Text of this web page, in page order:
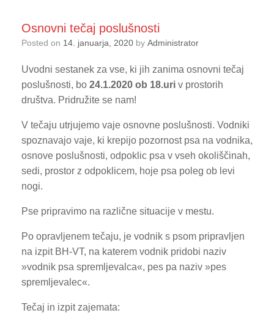
Osnovni tečaj poslušnosti
Posted on 14. januarja, 2020 by Administrator
Uvodni sestanek za vse, ki jih zanima osnovni tečaj
poslušnosti, bo 24.1.2020 ob 18.uri v prostorih
društva. Pridružite se nam!
V tečaju utrjujemo vaje osnovne poslušnosti. Vodniki
spoznavajo vaje, ki krepijo pozornost psa na vodnika,
osnove poslušnosti, odpoklic psa v vseh okoliščinah,
sedi, prostor z odpoklicem, hoje psa poleg ob levi
nogi.
Pse pripravimo na različne situacije v mestu.
Po opravljenem tečaju, je vodnik s psom pripravljen
na izpit BH-VT, na katerem vodnik pridobi naziv
»vodnik psa spremljevalca«, pes pa naziv »pes
spremljevalec«.
Tečaj in izpit zajemata: